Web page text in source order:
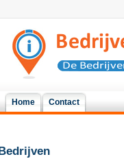
Home Contact